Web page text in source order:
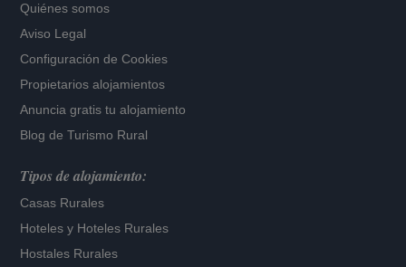
Quiénes somos
Aviso Legal
Configuración de Cookies
Propietarios alojamientos
Anuncia gratis tu alojamiento
Blog de Turismo Rural
Tipos de alojamiento:
Casas Rurales
Hoteles y Hoteles Rurales
Hostales Rurales